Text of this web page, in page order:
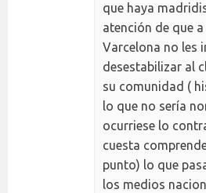
que haya
atención de que
Varcelona no les
desestabilizar al
su comunidad (
lo que no sería
ocurriese lo
cuesta
punto) lo que
los medios